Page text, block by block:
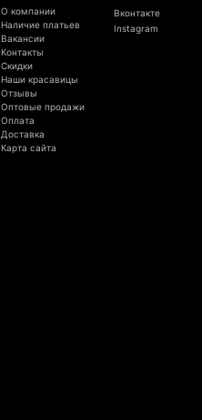
О компании
Наличие платьев
Вакансии
Контакты
Скидки
Наши красавицы
Отзывы
Оптовые продажи
Оплата
Доставка
Карта сайта
Вконтакте
Instagram